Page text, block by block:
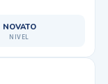
NOVATO
NIVEL